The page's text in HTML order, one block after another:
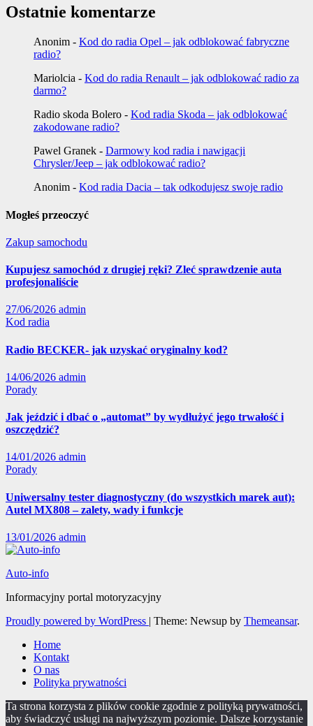
Ostatnie komentarze
Anonim - Kod do radia Opel – jak odblokować fabryczne
radio?
Mariolcia - Kod do radia Renault – jak odblokować radio za
darmo?
Radio skoda Bolero - Kod radia Skoda – jak odblokować
zakodowane radio?
Pawel Granek - Darmowy kod radia i nawigacji
Chrysler/Jeep – jak odblokować radio?
Anonim - Kod radia Dacia – tak odkodujesz swoje radio
Mogłeś przeoczyć
Zakup samochodu
Kupujesz samochód z drugiej ręki? Zleć sprawdzenie auta
profesjonaliście
27/06/2026 admin
Kod radia
Radio BECKER- jak uzyskać oryginalny kod?
14/06/2026 admin
Porady
Jak jeździć i dbać o „automat” by wydłużyć jego trwałość i
oszczędzić?
14/01/2026 admin
Porady
Uniwersalny tester diagnostyczny (do wszystkich marek aut):
Autel MX808 – zalety, wady i funkcje
13/01/2026 admin
Auto-info
Informacyjny portal motoryzacyjny
Proudly powered by WordPress | Theme: Newsup by Themeansar.
Home
Kontakt
O nas
Polityka prywatności
Ta strona korzysta z plików cookie zgodnie z polityką prywatności,
aby świadczyć usługi na najwyższym poziomie. Dalsze korzystanie